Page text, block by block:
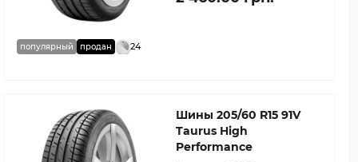
популярный продан 24
Шины 205/60 R15 91V
Taurus High
Performance